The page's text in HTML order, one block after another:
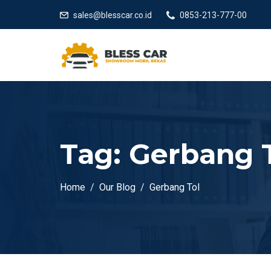
sales@blesscar.co.id 0853-213-777-00
Tag: Gerbang
Home Our Blog Gerbang Tol